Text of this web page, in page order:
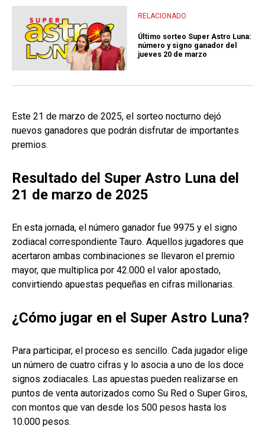
RELACIONADO
Último sorteo Super Astro Luna:
número y signo ganador del
jueves 20 de marzo
Este 21 de marzo de 2025, el sorteo nocturno dejó
nuevos ganadores que podrán disfrutar de importantes
premios.
Resultado del Super Astro Luna del
21 de marzo de 2025
En esta jornada, el número ganador fue 9975 y el signo
zodiacal correspondiente Tauro. Aquellos jugadores que
acertaron ambas combinaciones se llevaron el premio
mayor, que multiplica por 42.000 el valor apostado,
convirtiendo apuestas pequeñas en cifras millonarias.
¿Cómo jugar en el Super Astro Luna?
Para participar, el proceso es sencillo. Cada jugador elige
un número de cuatro cifras y lo asocia a uno de los doce
signos zodiacales. Las apuestas pueden realizarse en
puntos de venta autorizados como Su Red o Super Giros,
con montos que van desde los 500 pesos hasta los
10.000 pesos.